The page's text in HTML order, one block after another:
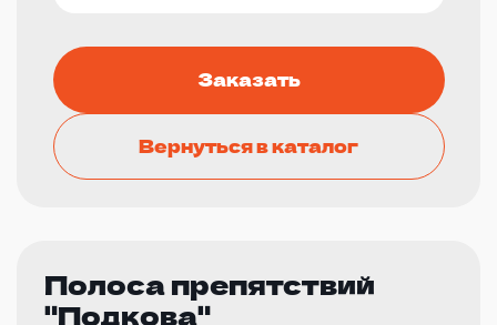
Заказать
Вернуться в каталог
Полоса препятствий
"Подкова"